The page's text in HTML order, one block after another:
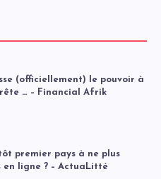
(officiellement) le pouvoir à
… – Financial Afrik
premier pays à ne plus
en ligne ? – ActuaLitté